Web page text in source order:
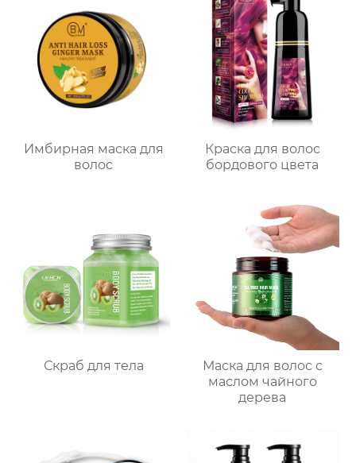
Имбирная маска для
волос
Краска для волос
бордового цвета
Скраб для тела
Маска для волос с
маслом чайного
дерева